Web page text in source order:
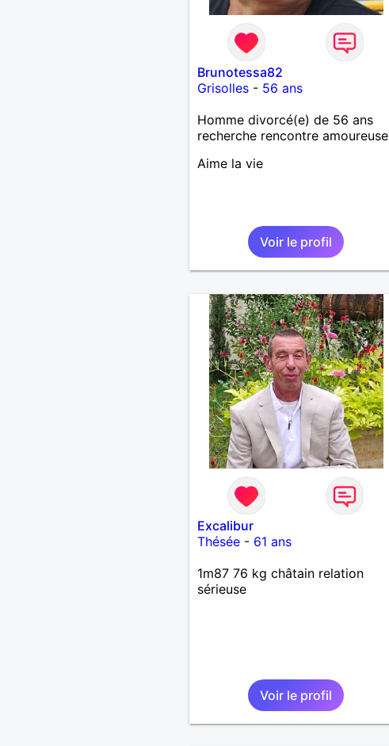
Brunotessa82
Grisolles- 56 ans
Homme divorcé(e) de 56 ans
recherche rencontre amoureuse
Aime la vie
Voir le profil
Excalibur
Thésée- 61 ans
1m87 76 kg châtain relation
sérieuse
Voir le profil